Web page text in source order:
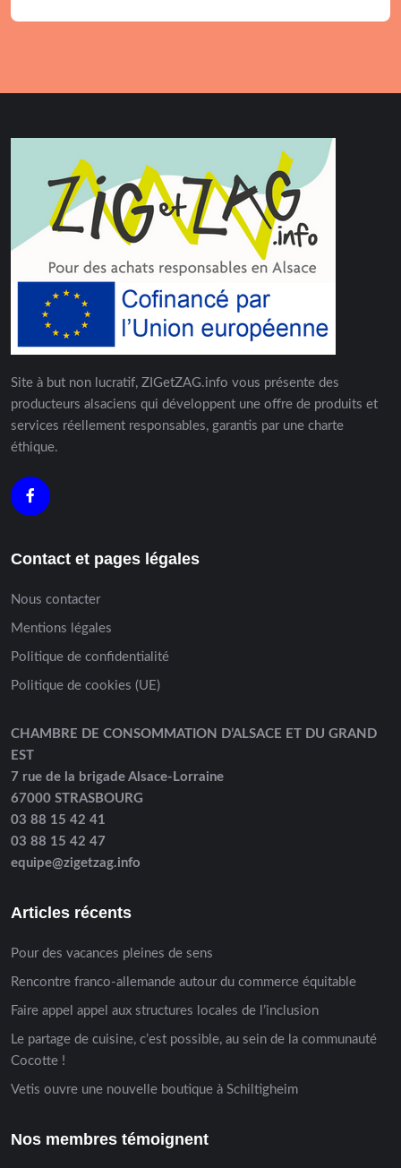
Site à but non lucratif, ZIGetZAG.info vous présente des
producteurs alsaciens qui développent une offre de produits et
services réellement responsables, garantis par une charte
éthique.
Contact et pages légales
Nous contacter
Mentions légales
Politique de confidentialité
Politique de cookies (UE)
CHAMBRE DE CONSOMMATION D’ALSACE ET DU GRAND
EST
7 rue de la brigade Alsace-Lorraine
67000 STRASBOURG
03 88 15 42 41
03 88 15 42 47
equipe@zigetzag.info
Articles récents
Pour des vacances pleines de sens
Rencontre franco-allemande autour du commerce équitable
Faire appel appel aux structures locales de l’inclusion
Le partage de cuisine, c’est possible, au sein de la communauté
Cocotte !
Vetis ouvre une nouvelle boutique à Schiltigheim
Nos membres témoignent